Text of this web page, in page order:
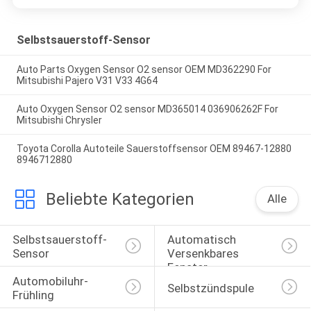
Selbstsauerstoff-Sensor
Auto Parts Oxygen Sensor O2 sensor OEM MD362290 For
Mitsubishi Pajero V31 V33 4G64
Auto Oxygen Sensor O2 sensor MD365014 036906262F For
Mitsubishi Chrysler
Toyota Corolla Autoteile Sauerstoffsensor OEM 89467-12880
8946712880
Beliebte Kategorien Alle
Selbstsauerstoff-
Sensor
Automatisch
Versenkbares
Fenster-
Selbstschalter
Automobiluhr-
Frühling
Selbstzündspule